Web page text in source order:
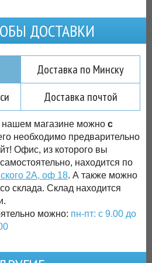
ДОСТАВКИ
Доставка по Минску
Доставка почтой
нашем магазине можно с
необходимо предварительно
Офис, из которого вы
находится по
2А, оф 18. А также можно
склада. Склад находится
можно: пн-пт: с 9.00 до